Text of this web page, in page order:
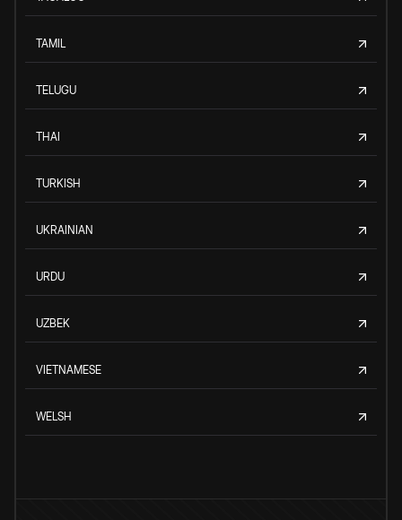
TAMIL
TELUGU
THAI
TURKISH
UKRAINIAN
URDU
UZBEK
VIETNAMESE
WELSH